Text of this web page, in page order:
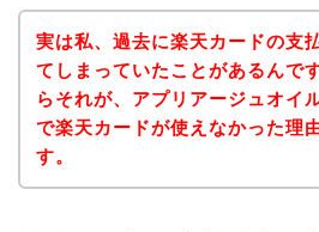
実は私、過去に楽天カードの支
てしまっていたことがあるんで
らそれが、アプリアージュオイ
で楽天カードが使えなかった理
す。